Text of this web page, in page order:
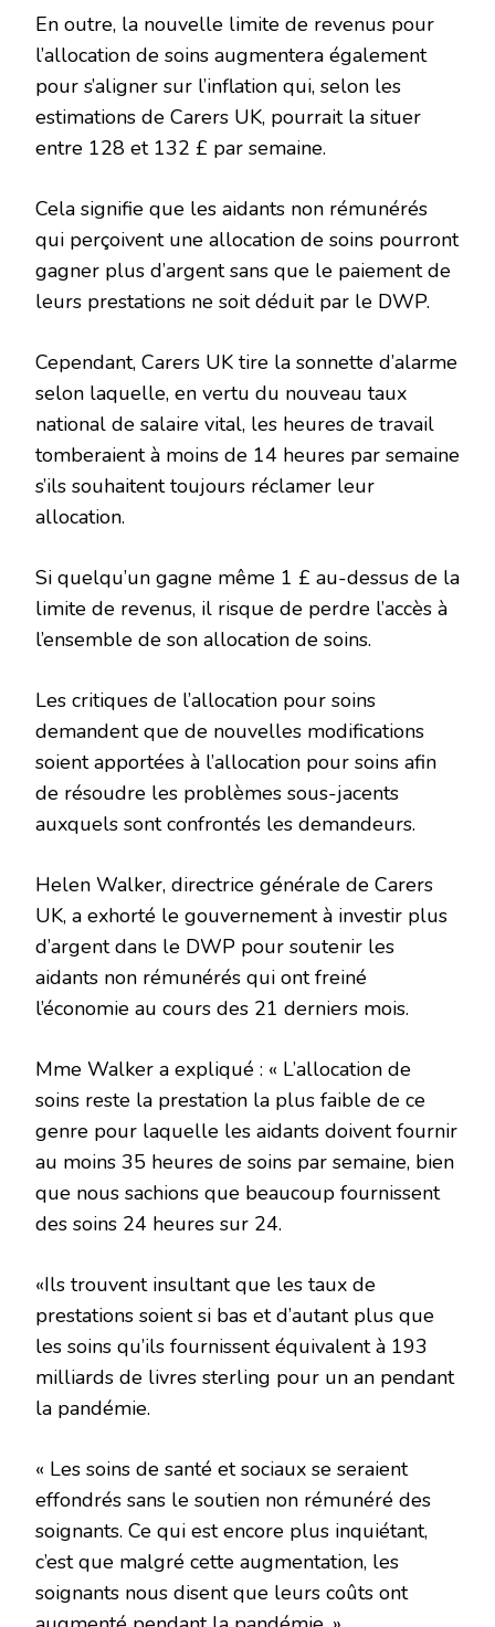
En outre, la nouvelle limite de revenus pour
l’allocation de soins augmentera également
pour s’aligner sur l’inflation qui, selon les
estimations de Carers UK, pourrait la situer
entre 128 et 132 £ par semaine.
Cela signifie que les aidants non rémunérés
qui perçoivent une allocation de soins pourront
gagner plus d’argent sans que le paiement de
leurs prestations ne soit déduit par le DWP.
Cependant, Carers UK tire la sonnette d’alarme
selon laquelle, en vertu du nouveau taux
national de salaire vital, les heures de travail
tomberaient à moins de 14 heures par semaine
s’ils souhaitent toujours réclamer leur
allocation.
Si quelqu’un gagne même 1 £ au-dessus de la
limite de revenus, il risque de perdre l’accès à
l’ensemble de son allocation de soins.
Les critiques de l’allocation pour soins
demandent que de nouvelles modifications
soient apportées à l’allocation pour soins afin
de résoudre les problèmes sous-jacents
auxquels sont confrontés les demandeurs.
Helen Walker, directrice générale de Carers
UK, a exhorté le gouvernement à investir plus
d’argent dans le DWP pour soutenir les
aidants non rémunérés qui ont freiné
l’économie au cours des 21 derniers mois.
Mme Walker a expliqué : « L’allocation de
soins reste la prestation la plus faible de ce
genre pour laquelle les aidants doivent fournir
au moins 35 heures de soins par semaine, bien
que nous sachions que beaucoup fournissent
des soins 24 heures sur 24.
«Ils trouvent insultant que les taux de
prestations soient si bas et d’autant plus que
les soins qu’ils fournissent équivalent à 193
milliards de livres sterling pour un an pendant
la pandémie.
« Les soins de santé et sociaux se seraient
effondrés sans le soutien non rémunéré des
soignants. Ce qui est encore plus inquiétant,
c’est que malgré cette augmentation, les
soignants nous disent que leurs coûts ont